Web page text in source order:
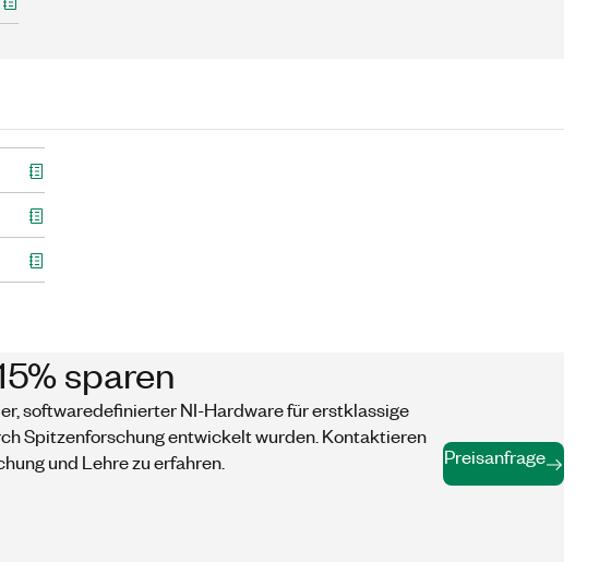
sparen
softwaredefinierter NI-Hardware für erstklassige
Spitzenforschung entwickelt wurden. Kontaktieren
und Lehre zu erfahren.
Preisanfrage